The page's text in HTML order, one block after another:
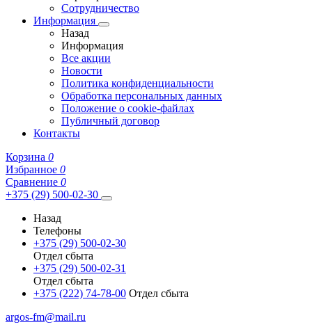
Сотрудничество
Информация
Назад
Информация
Все акции
Новости
Политика конфиденциальности
Обработка персональных данных
Положение о cookie-файлах
Публичный договор
Контакты
Корзина 0
Избранное 0
Сравнение 0
+375 (29) 500-02-30
Назад
Телефоны
+375 (29) 500-02-30
Отдел сбыта
+375 (29) 500-02-31
Отдел сбыта
+375 (222) 74-78-00 Отдел сбыта
argos-fm@mail.ru